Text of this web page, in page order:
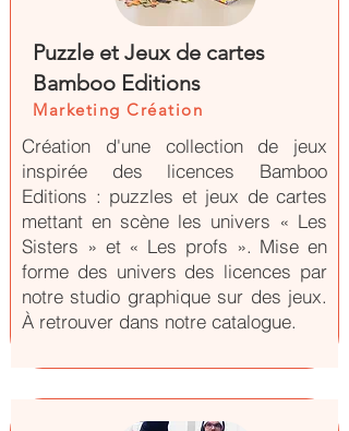
Puzzle et Jeux de cartes
Bamboo Editions
Marketing Création
Création d'une collection de jeux
inspirée des licences Bamboo
Editions : puzzles et jeux de cartes
mettant en scène les univers « Les
Sisters » et « Les profs ». Mise en
forme des univers des licences par
notre studio graphique sur des jeux.
À retrouver dans notre catalogue.